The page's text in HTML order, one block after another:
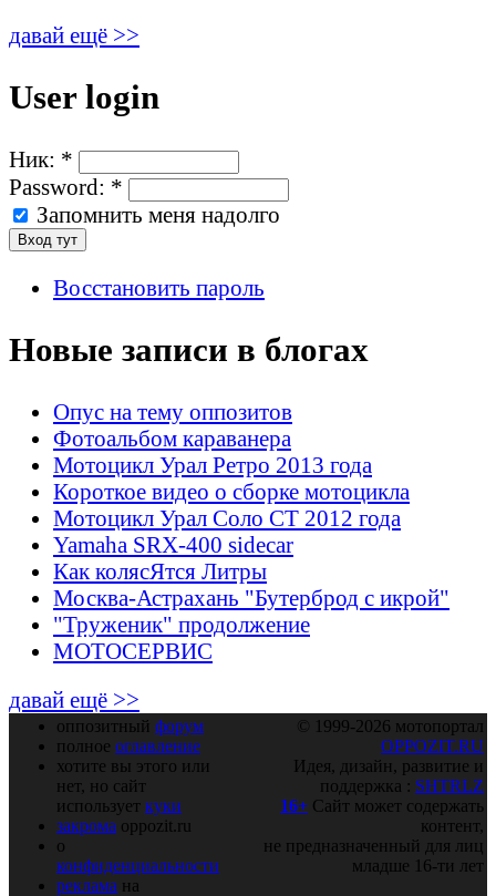
давай ещё >>
User login
Ник: *
Password: *
Запомнить меня надолго
Восстановить пароль
Новые записи в блогах
Опус на тему оппозитов
Фотоальбом караванера
Мотоцикл Урал Ретро 2013 года
Короткое видео о сборке мотоцикла
Мотоцикл Урал Соло СТ 2012 года
Yamaha SRX-400 sidecar
Как колясЯтся Литры
Москва-Астрахань "Бутерброд с икрой"
"Труженик" продолжение
МОТОСЕРВИС
давай ещё >>
оппозитный форум
полное оглавление
хотите вы этого или
нет, но сайт
использует куки
закрома oppozit.ru
о
конфиденциальности
реклама на
© 1999-2026 мотопортал
OPPOZIT.RU
Идея, дизайн, развитие и
поддержка : SHTRLZ
16+ Сайт может содержать
контент,
не предназначенный для лиц
младше 16-ти лет